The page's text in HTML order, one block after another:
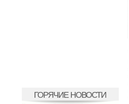
ГОРЯЧИЕ НОВОСТИ